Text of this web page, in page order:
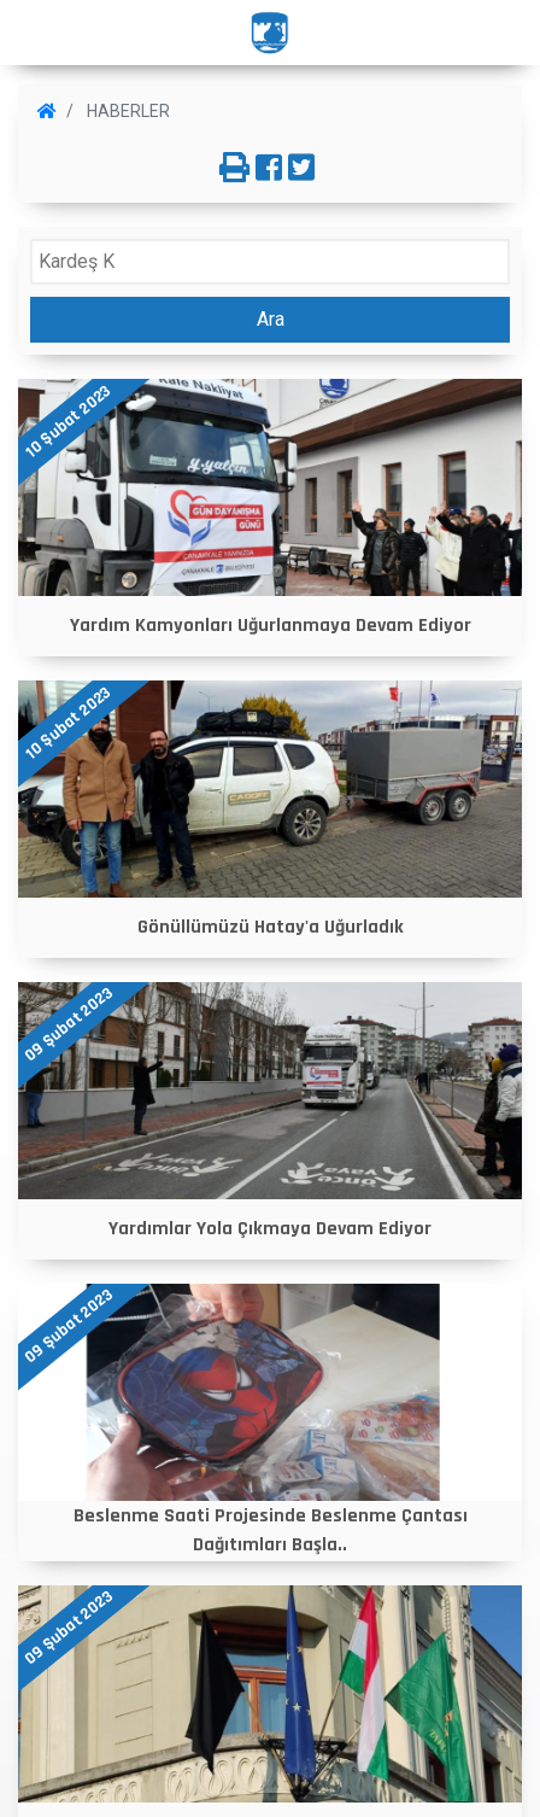
HABERLER
Ara
10 Şubat 2023
Yardım Kamyonları Uğurlanmaya Devam Ediyor
10 Şubat 2023
Gönüllümüzü Hatay'a Uğurladık
09 Şubat 2023
Yardımlar Yola Çıkmaya Devam Ediyor
09 Şubat 2023
Beslenme Saati Projesinde Beslenme Çantası
Dağıtımları Başla..
09 Şubat 2023